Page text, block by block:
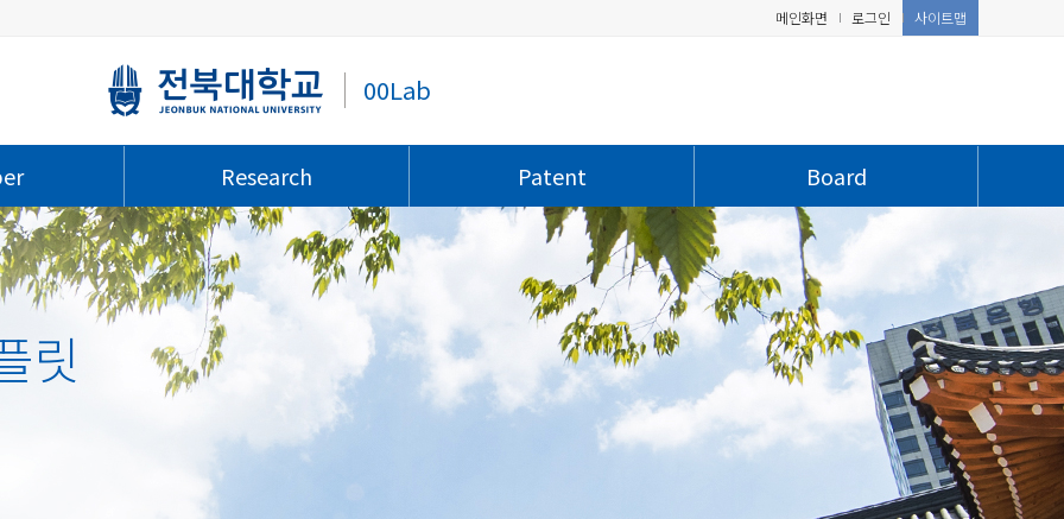
00Lab
메인화면 로그인 사이트맵
Research Patent Board
릿